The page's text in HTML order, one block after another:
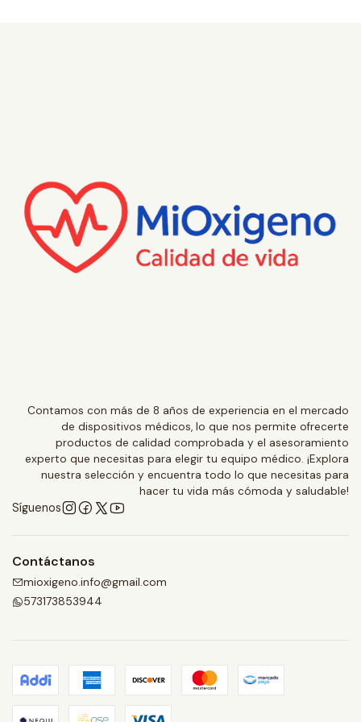
Contamos con más de 8 años de experiencia en el mercado
de dispositivos médicos, lo que nos permite ofrecerte
productos de calidad comprobada y el asesoramiento
experto que necesitas para elegir tu equipo médico. ¡Explora
nuestra selección y encuentra todo lo que necesitas para
hacer tu vida más cómoda y saludable!
Síguenos
Contáctanos
mioxigeno.info@gmail.com
573173853944